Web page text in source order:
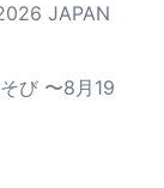
JAPAN
び 〜8月19